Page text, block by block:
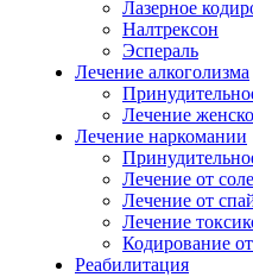
Лазерное
Налтрексон
Эспераль
Лечение алкоголизма
Лечение
Лечение наркомании
Лечение от
Лечение от
Лечение
Кодирование
Реабилитация